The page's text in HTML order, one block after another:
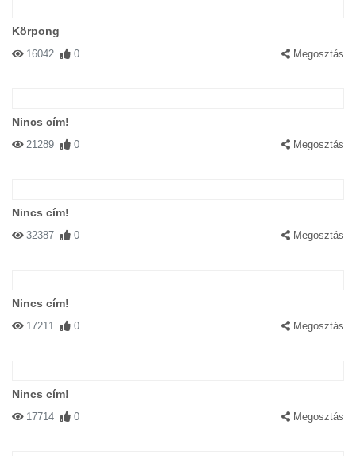
Körpong
16042 0 Megosztás
Nincs cím!
21289 0 Megosztás
Nincs cím!
32387 0 Megosztás
Nincs cím!
17211 0 Megosztás
Nincs cím!
17714 0 Megosztás